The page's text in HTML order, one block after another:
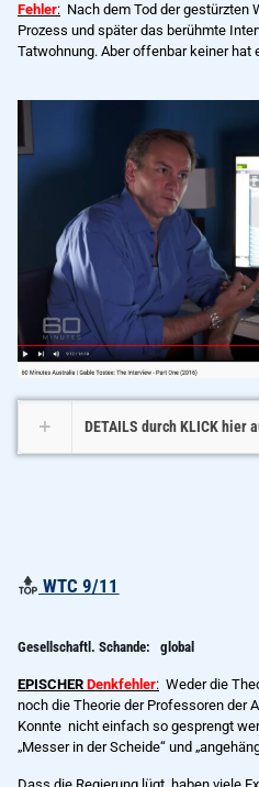
Fehler: Nach dem Tod der gestürzten
Prozess und später das berühmte
Tatwohnung. Aber offenbar keiner hat
DETAILS durch KLICK hier
WTC 9/11
Gesellschaftl. Schande: global
EPISCHER Denkfehler: Weder die
noch die Theorie der Professoren der
Konnte nicht einfach so gesprengt
„Messer in der Scheide“ und